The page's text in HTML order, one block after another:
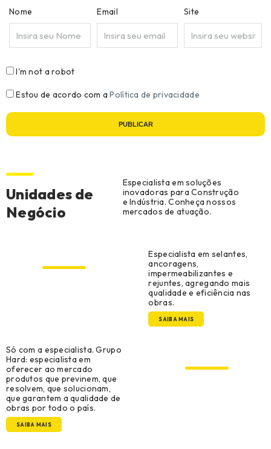
Nome Email Site
I'm not a robot
Estou de acordo com aPolítica de privacidade
PUBLICAR
Unidades de
Negócio
Especialista em soluções
inovadoras para Construção
e Indústria. Conheça nossos
mercados de atuação.
Especialista em selantes,
ancoragens,
impermeabilizantes e
rejuntes, agregando mais
qualidade e eficiência nas
obras.
SAIBA MAIS
Só com a especialista. Grupo
Hard: especialista em
oferecer ao mercado
produtos que previnem, que
resolvem, que solucionam,
que garantem a qualidade de
obras por todo o país.
SAIBA MAIS